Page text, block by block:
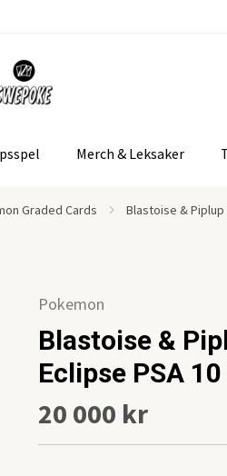
Merch & Leksaker
Graded Cards Blastoise & Piplup
Pokemon
Blastoise &
Eclipse PSA 10
20 000 kr